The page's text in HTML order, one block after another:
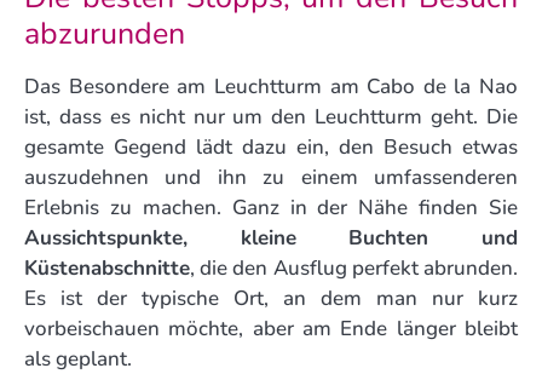
abzurunden
Das Besondere am Leuchtturm am Cabo de la Nao
ist, dass es nicht nur um den Leuchtturm geht. Die
gesamte Gegend lädt dazu ein, den Besuch etwas
auszudehnen und ihn zu einem umfassenderen
Erlebnis zu machen. Ganz in der Nähe finden Sie
Aussichtspunkte, kleine Buchten und
Küstenabschnitte, die den Ausflug perfekt abrunden.
Es ist der typische Ort, an dem man nur kurz
vorbeischauen möchte, aber am Ende länger bleibt
als geplant.